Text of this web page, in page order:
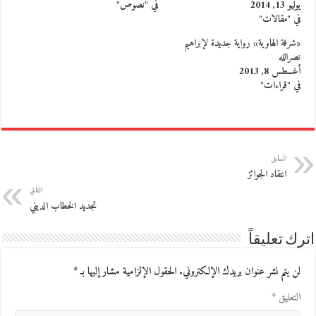
يوليو 13, 2014
في "مقالات"
في "نصوص"
«شرفة الهاوية» رواية جديدة لإبراهيم
نصرالله
أغسطس 8, 2013
في "قراءات"
السابق
انتقاد الجوائز
التالي
تجديد الخطاب الديني
اترك تعليقاً
لن يتم نشر عنوان بريدك الإلكتروني.الحقول الإلزامية مشار إليها بـ*
التعليق*